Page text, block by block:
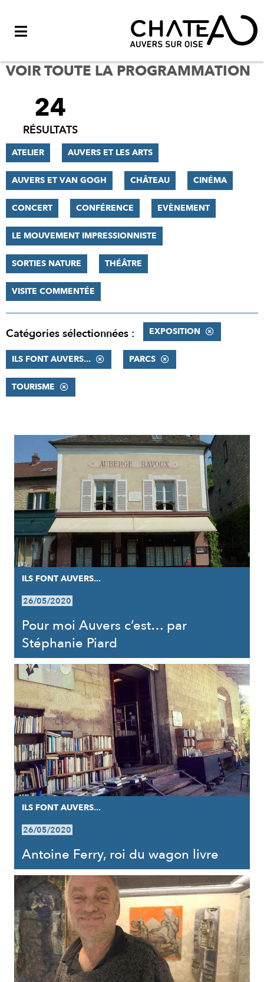
VOIR TOUTE LA PROGRAMMATION
FILTRER
RÉSULTATS
24
RÉSULTATS
ATELIER AUVERS ET LES ARTS
AUVERS ET VAN GOGH CHÂTEAU CINÉMA
CONCERT CONFÉRENCE EVÈNEMENT
LE MOUVEMENT IMPRESSIONNISTE
SORTIES NATURE THÉÂTRE
VISITE COMMENTÉE
Catégories sélectionnées : EXPOSITION
ILS FONT AUVERS... PARCS
TOURISME
RÉSULTATS
ILS FONT AUVERS...
26/05/2020
Pour moi Auvers c’est… par
Stéphanie Piard
ILS FONT AUVERS...
26/05/2020
Antoine Ferry, roi du wagon livre